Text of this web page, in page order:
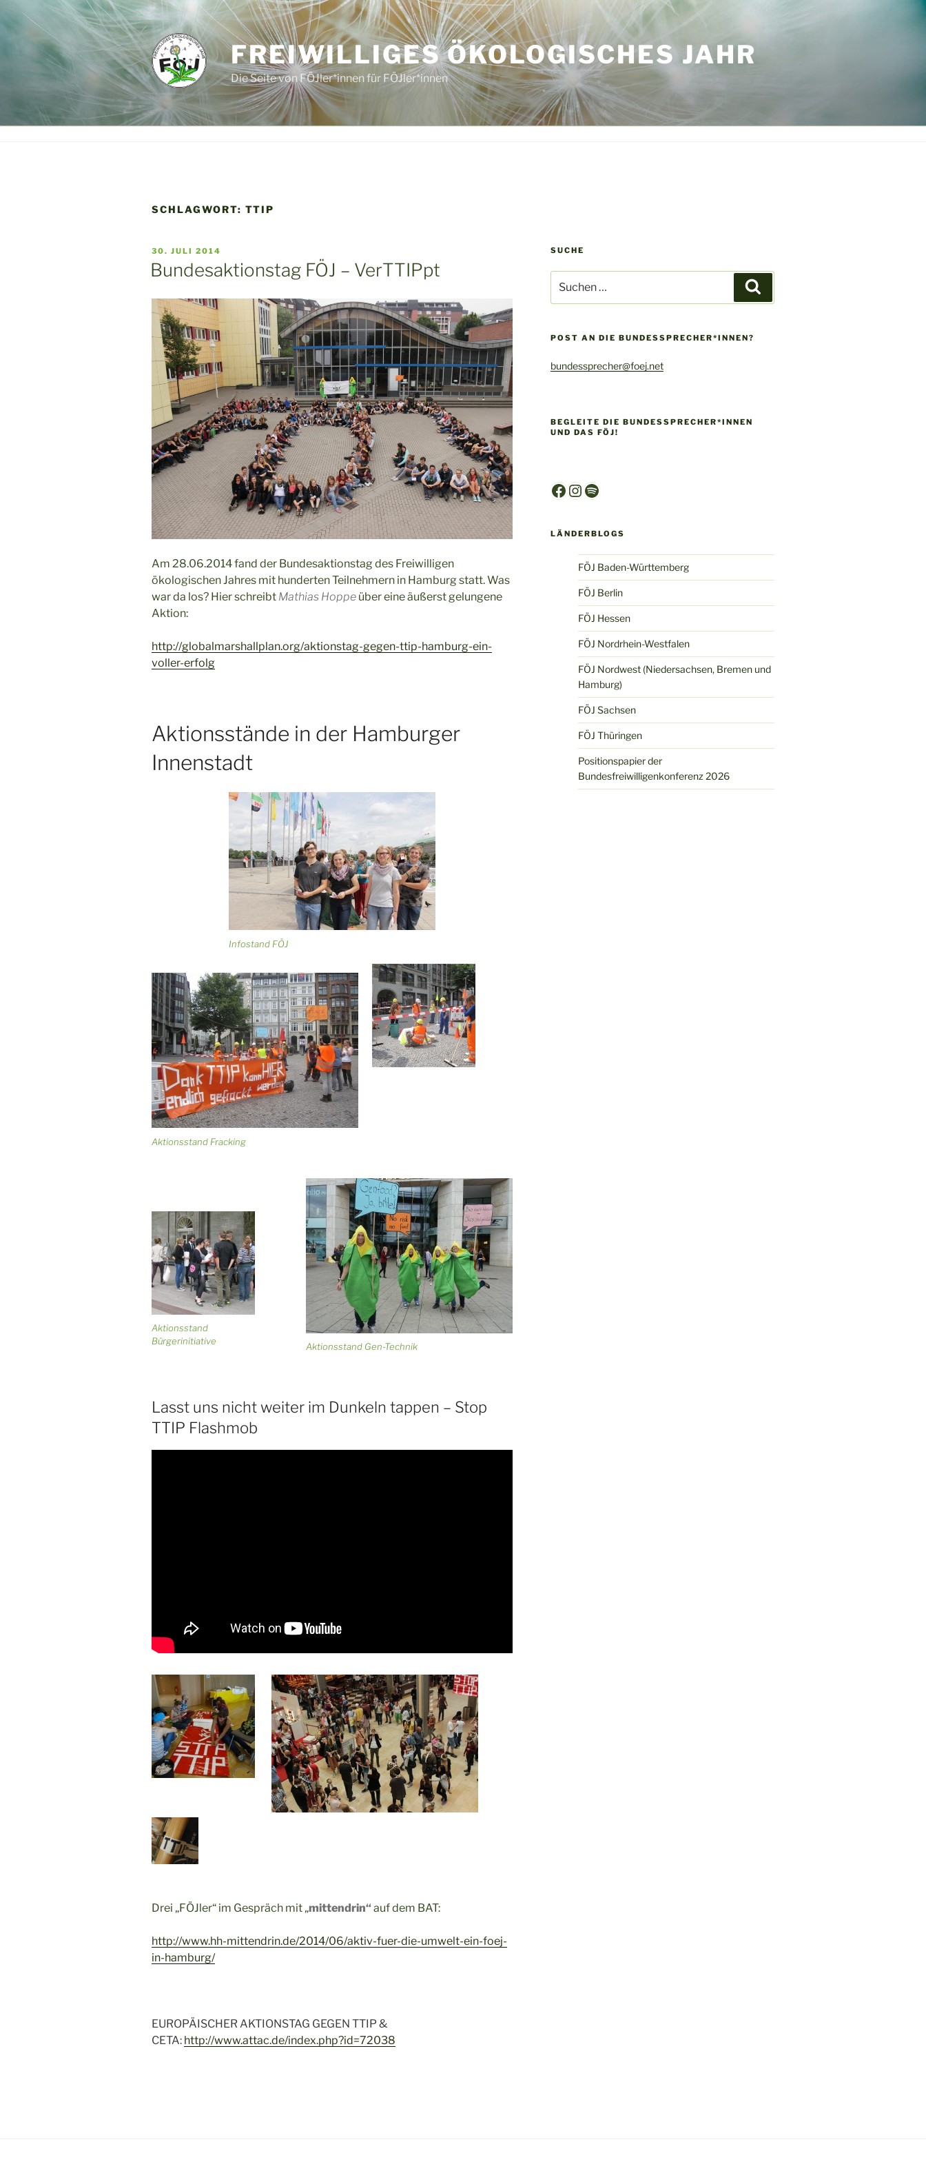
springen
FREIWILLIGES ÖKOLOGISCHES JAHR
Die Seite von FÖJler*innen für FÖJler*innen
SCHLAGWORT: TTIP
VERÖFFENTLICHT
AM
30. JULI 2014
Bundesaktionstag FÖJ – VerTTIPpt
Am 28.06.2014 fand der Bundesaktionstag des Freiwilligen
ökologischen Jahres mit hunderten Teilnehmern in Hamburg statt. Was
war da los? Hier schreibt Mathias Hoppe über eine äußerst gelungene
Aktion:
http://globalmarshallplan.org/aktionstag-gegen-ttip-hamburg-ein-
voller-erfolg
Aktionsstände in der Hamburger
Innenstadt
Infostand FÖJ
Aktionsstand Fracking
Aktionsstand Gen-Technik
Aktionsstand
Bürgerinitiative
Lasst uns nicht weiter im Dunkeln tappen – Stop
TTIP Flashmob
Drei „FÖJler“ im Gespräch mit „mittendrin“ auf dem BAT:
http://www.hh-mittendrin.de/2014/06/aktiv-fuer-die-umwelt-ein-foej-
in-hamburg/
EUROPÄISCHER AKTIONSTAG GEGEN TTIP &
CETA: http://www.attac.de/index.php?id=72038
SUCHE
nach:
POST AN DIE BUNDESSPRECHER*INNEN?
bundessprecher@foej.net
BEGLEITE DIE BUNDESSPRECHER*INNEN
UND DAS FÖJ!
Facebook
Instagram
Spotify
LÄNDERBLOGS
FÖJ Baden-Württemberg
FÖJ Berlin
FÖJ Hessen
FÖJ Nordrhein-Westfalen
FÖJ Nordwest (Niedersachsen, Bremen und
Hamburg)
FÖJ Sachsen
FÖJ Thüringen
Positionspapier der
Bundesfreiwilligenkonferenz 2026